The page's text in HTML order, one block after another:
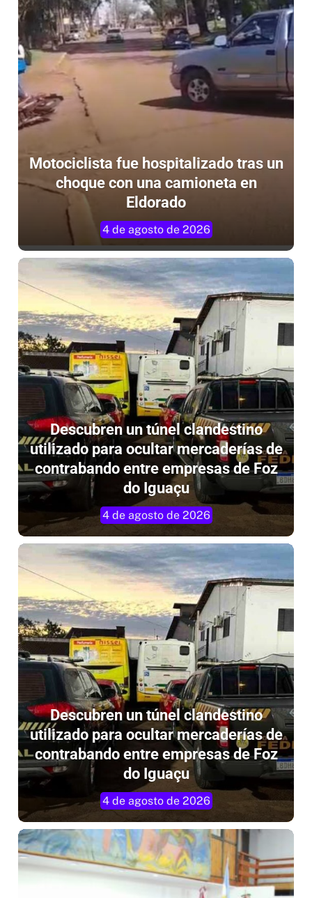
Motociclista fue hospitalizado tras un
choque con una camioneta en
Eldorado
4 de agosto de 2026
Descubren un túnel clandestino
utilizado para ocultar mercaderías de
contrabando entre empresas de Foz
do Iguaçu
4 de agosto de 2026
Descubren un túnel clandestino
utilizado para ocultar mercaderías de
contrabando entre empresas de Foz
do Iguaçu
4 de agosto de 2026